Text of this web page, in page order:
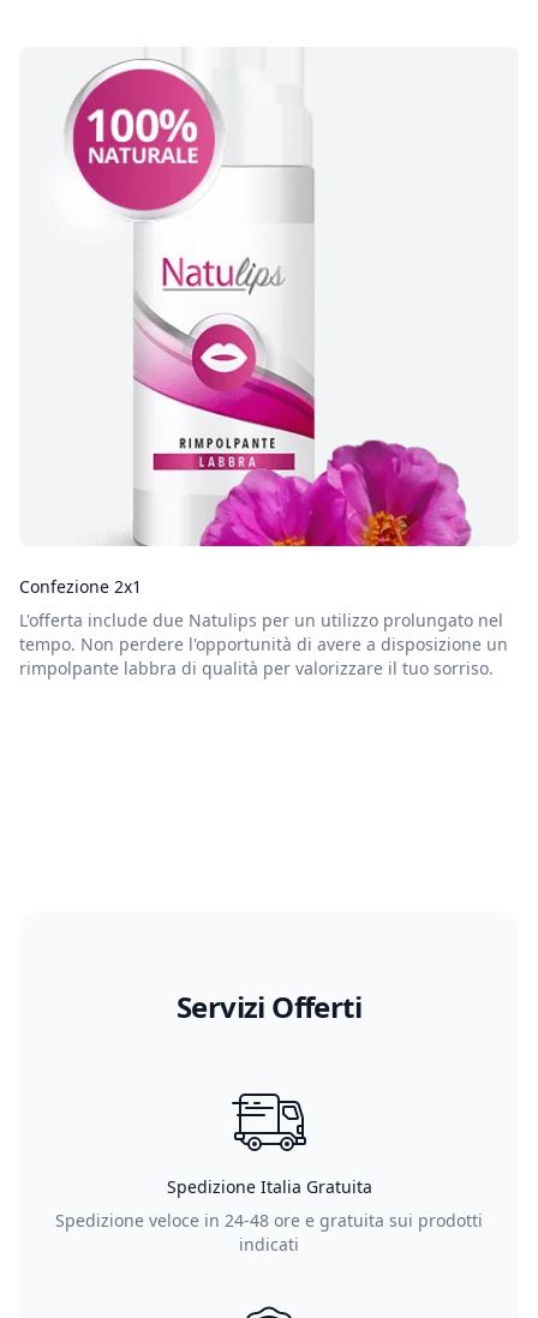
Confezione 2x1
L'offerta include due Natulips per un utilizzo prolungato nel
tempo. Non perdere l'opportunità di avere a disposizione un
rimpolpante labbra di qualità per valorizzare il tuo sorriso.
Servizi Offerti
Spedizione Italia Gratuita
Spedizione veloce in 24-48 ore e gratuita sui prodotti
indicati